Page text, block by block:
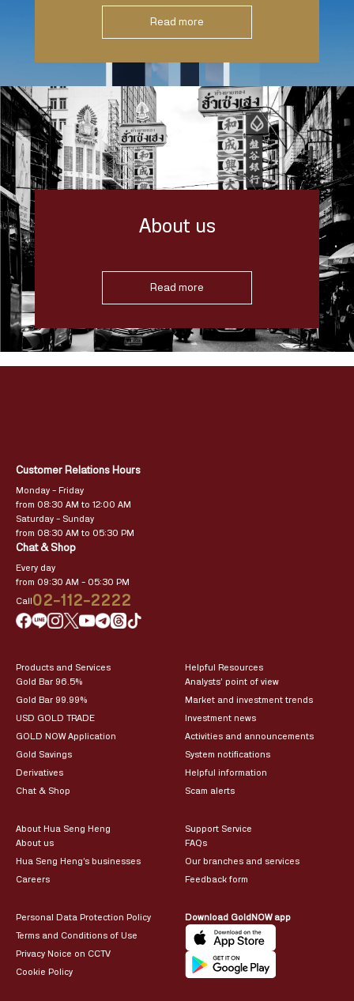
Read more
About us
Read more
Customer Relations Hours
Monday – Friday
from 08:30 AM to 12:00 AM
Saturday – Sunday
from 08:30 AM to 05:30 PM
Chat & Shop
Every day
from 09:30 AM – 05:30 PM
Call02-112-2222
Products and Services
Gold Bar 96.5%
Gold Bar 99.99%
USD GOLD TRADE
GOLD NOW Application
Gold Savings
Derivatives
Chat & Shop
Helpful Resources
Analysts’ point of view
Market and investment trends
Investment news
Activities and announcements
System notifications
Helpful information
Scam alerts
About Hua Seng Heng
About us
Hua Seng Heng’s businesses
Careers
Support Service
FAQs
Our branches and services
Feedback form
Personal Data Protection Policy
Terms and Conditions of Use
Privacy Noice on CCTV
Cookie Policy
Download GoldNOW app